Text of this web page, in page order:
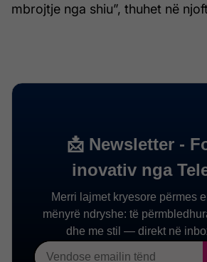
mbrojtje nga shiu”, thuhet në